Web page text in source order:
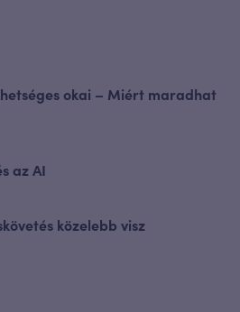
okai – Miért maradhat
az AI
közelebb visz